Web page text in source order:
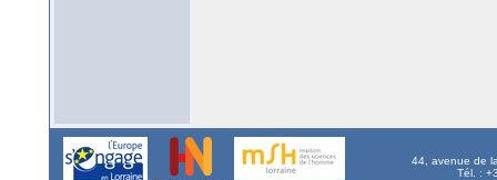
44, avenue de
Tél. :